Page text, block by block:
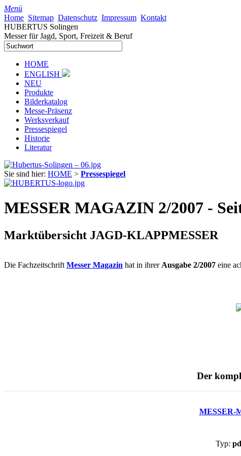
Menü
Home Sitemap Datenschutz Impressum Kontakt
HUBERTUS Solingen
Messer für Jagd, Sport, Freizeit & Beruf
HOME
ENGLISH
NEU
Produkte
Bilderkatalog
Messe-Präsenz
Werksverkauf
Pressespiegel
Historie
Literatur
Sie sind hier: HOME > Pressespiegel
MESSER MAGAZIN 2/2007 -
Marktübersicht JAGD-KLAPPMESSER
Die Fachzeitschrift Messer Magazin hat in ihrer Ausgabe 2/2007 eine
Der
MESSER-
Typ: